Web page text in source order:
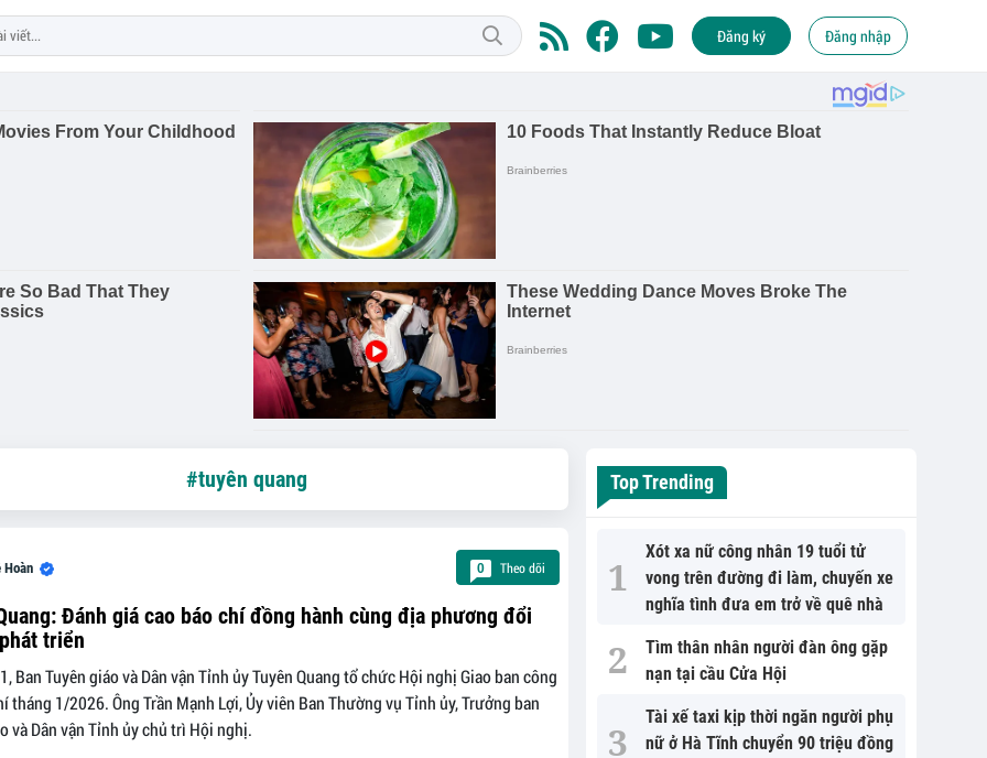
Đăng ký Đăng nhập
#tuyên quang
Hoàn 0 Theo dõi
Đánh giá cao báo chí đồng hành cùng địa phương đổi
triển
Ban Tuyên giáo và Dân vận Tỉnh ủy Tuyên Quang tổ chức Hội nghị Giao ban công
tháng 1/2026. Ông Trần Mạnh Lợi, Ủy viên Ban Thường vụ Tỉnh ủy, Trưởng ban
và Dân vận Tỉnh ủy chủ trì Hội nghị.
Top Trending
Xót xa nữ công nhân 19 tuổi tử
vong trên đường đi làm, chuyến xe
nghĩa tình đưa em trở về quê nhà
Tìm thân nhân người đàn ông gặp
nạn tại cầu Cửa Hội
Tài xế taxi kịp thời ngăn người phụ
nữ ở Hà Tĩnh chuyển 90 triệu đồng